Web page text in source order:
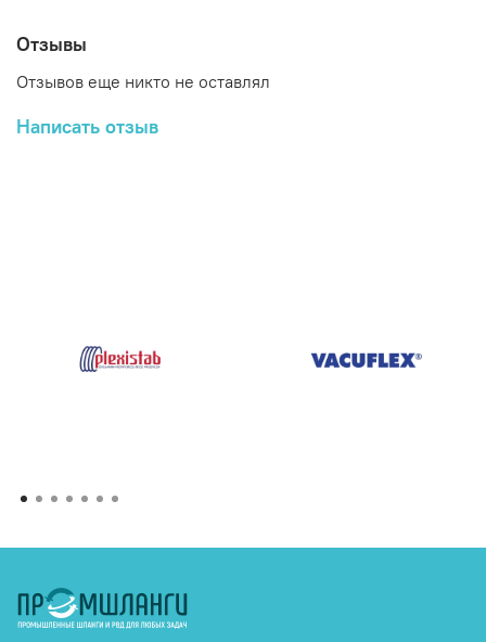
Отзывы
Отзывов еще никто не оставлял
Написать отзыв